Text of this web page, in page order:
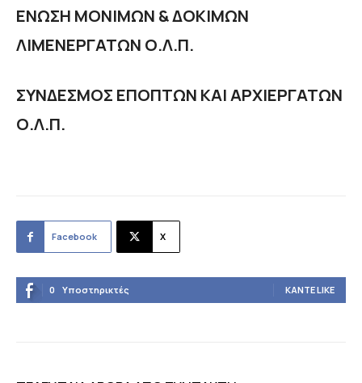
ΕΝΩΣΗ ΜΟΝΙΜΩΝ & ΔΟΚΙΜΩΝ
ΛΙΜΕΝΕΡΓΑΤΩΝ Ο.Λ.Π.
ΣΥΝΔΕΣΜΟΣ ΕΠΟΠΤΩΝ ΚΑΙ ΑΡΧΙΕΡΓΑΤΩΝ
Ο.Λ.Π.
Facebook X
0 Υποστηρικτές ΚΆΝΤΕ LIKE